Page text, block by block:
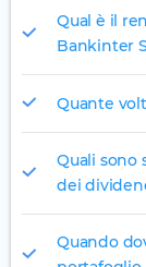
Qual è il
Bankinter
Quante
Quali sono
dei
Quando